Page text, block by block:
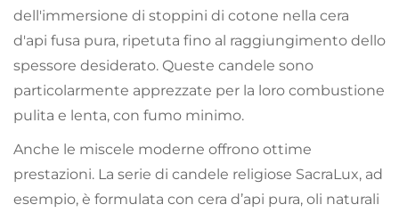
dell'immersione di stoppini di cotone nella cera
d'api fusa pura, ripetuta fino al raggiungimento dello
spessore desiderato. Queste candele sono
particolarmente apprezzate per la loro combustione
pulita e lenta, con fumo minimo.
Anche le miscele moderne offrono ottime
prestazioni. La serie di candele religiose SacraLux, ad
esempio, è formulata con cera d’api pura, oli naturali